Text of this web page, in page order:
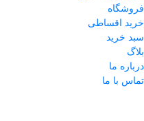
فروشگاه
خرید اقساطی
سبد خرید
بلاگ
درباره ما
تماس با ما